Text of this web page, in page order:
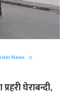
News
घेराबन्दी,